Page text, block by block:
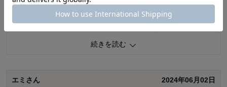
ゴミ箱2個分ジャストで高さもよく使い勝手もいいです
続きを読む
エミさん 2024年06月02日